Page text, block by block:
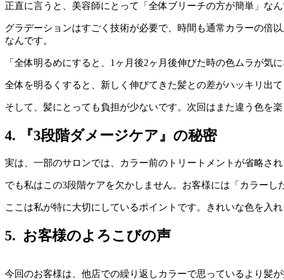
正直に言うと、美容師にとって「全体ブリーチの方が簡単」なん
グラデーションはすごく技術が必要で、時間も通常カラーの倍
なんです。
「全体明るめにすると、1ヶ月後2ヶ月後伸びた時の色ムラが気
全体を明るくすると、新しく伸びてきた髪との差がハッキリ出
そして、髪にとっても負担が少ないです。次回はまた違う色を
4. 『3段階ダメージケア』の秘密
実は、一部のサロンでは、カラー前のトリートメントが省略され
でも私はこの3段階ケアを欠かしません。お客様には「カラーし
ここは私が特に大切にしているポイントです。きれいな色を入
5. お客様のよろこびの声
今回のお客様は、他店での繰り返しカラーで思っているより髪